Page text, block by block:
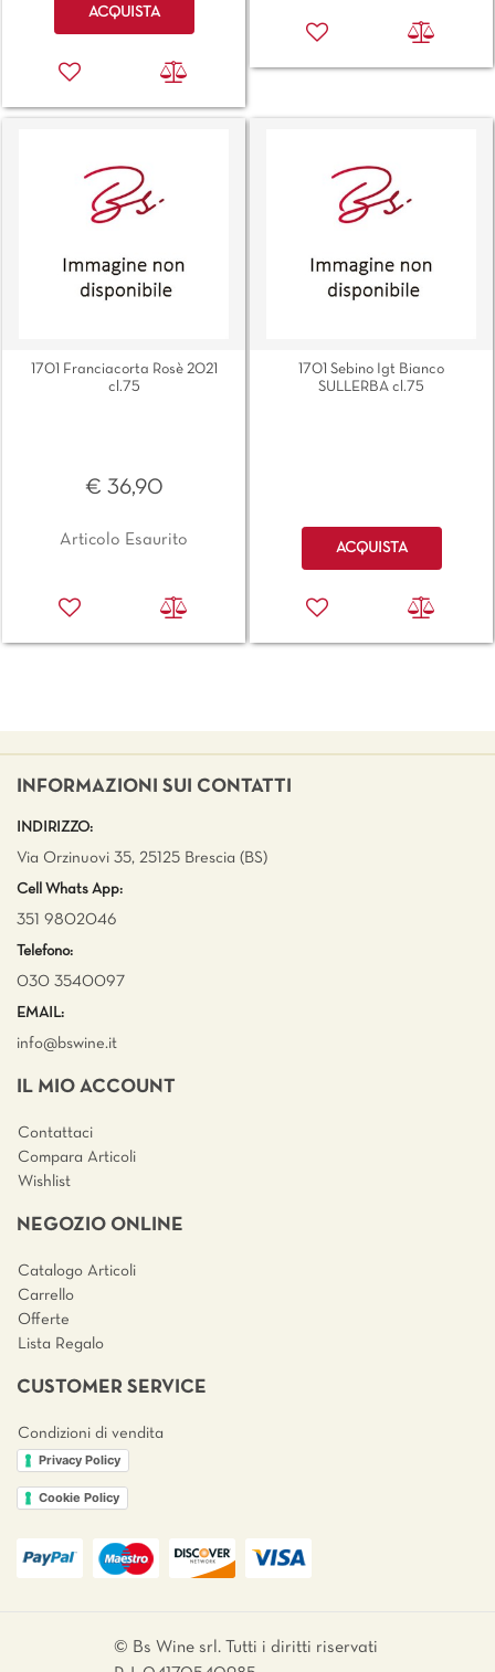
Quantità
ACQUISTA
1701 Franciacorta Rosè 2021
cl.75
€ 36,90
Articolo Esaurito
1701 Sebino Igt Bianco
SULLERBA cl.75
Quantità
ACQUISTA
INFORMAZIONI SUI CONTATTI
INDIRIZZO:
Via Orzinuovi 35, 25125 Brescia (BS)
Cell Whats App:
351 9802046
Telefono:
030 3540097
EMAIL:
info@bswine.it
IL MIO ACCOUNT
Contattaci
Compara Articoli
Wishlist
NEGOZIO ONLINE
Catalogo Articoli
Carrello
Offerte
Lista Regalo
CUSTOMER SERVICE
Condizioni di vendita
Privacy Policy
Cookie Policy
© Bs Wine srl. Tutti i diritti riservati